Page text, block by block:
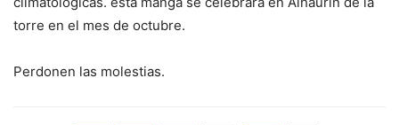
torre en el mes de octubre.
Perdonen las molestias.